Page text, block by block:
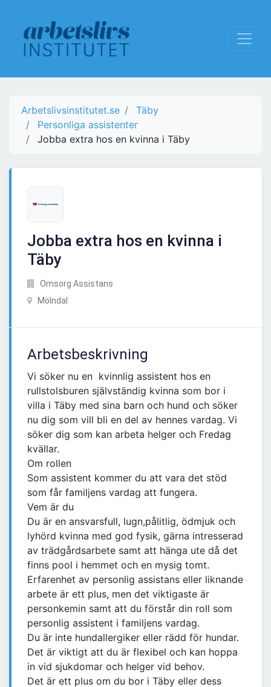
Arbetslivsinstitutet.se
Täby
Personliga assistenter
Jobba extra hos en kvinna i Täby
Jobba extra hos en kvinna i
Täby
Omsorg Assistans
Mölndal
Arbetsbeskrivning
Vi söker nu en kvinnlig assistent hos en
rullstolsburen självständig kvinna som bor i
villa i Täby med sina barn och hund och söker
nu dig som vill bli en del av hennes vardag. Vi
söker dig som kan arbeta helger och Fredag
kvällar.
Om rollen
Som assistent kommer du att vara det stöd
som får familjens vardag att fungera.
Vem är du
Du är en ansvarsfull, lugn,pålitlig, ödmjuk och
lyhörd kvinna med god fysik, gärna intresserad
av trädgårdsarbete samt att hänga ute då det
finns pool i hemmet och en mysig tomt.
Erfarenhet av personlig assistans eller liknande
arbete är ett plus, men det viktigaste är
personkemin samt att du förstår din roll som
personlig assistent i familjens vardag.
Du är inte hundallergiker eller rädd för hundar.
Det är viktigt att du är flexibel och kan hoppa
in vid sjukdomar och helger vid behov.
Det är ett plus om du bor i Täby eller dess